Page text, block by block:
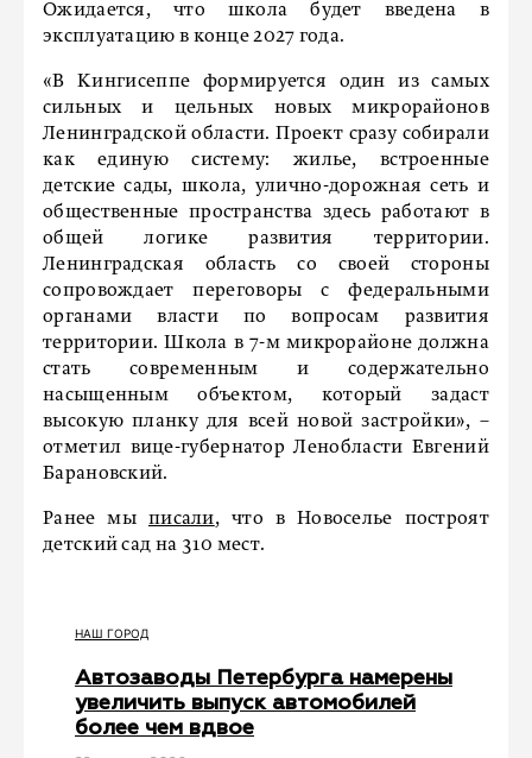
Ожидается, что школа будет введена в
эксплуатацию в конце 2027 года.
«В Кингисеппе формируется один из самых
сильных и цельных новых микрорайонов
Ленинградской области. Проект сразу собирали
как единую систему: жилье, встроенные
детские сады, школа, улично-дорожная сеть и
общественные пространства здесь работают в
общей логике развития территории.
Ленинградская область со своей стороны
сопровождает переговоры с федеральными
органами власти по вопросам развития
территории. Школа в 7-м микрорайоне должна
стать современным и содержательно
насыщенным объектом, который задаст
высокую планку для всей новой застройки», –
отметил вице-губернатор Ленобласти Евгений
Барановский.
Ранее мы писали, что в Новоселье построят
детский сад на 310 мест.
НАШ ГОРОД
Автозаводы Петербурга намерены
увеличить выпуск автомобилей
более чем вдвое